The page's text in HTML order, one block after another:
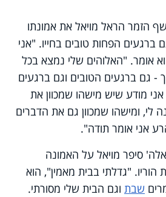
הזמר הראל מויאל את אמונתו
ברגעים הפחות טובים בחייו. "אני
אומר. "האלוהים שלי נמצא בכל
- גם ברגעים הטובים וגם ברגעים
מודע שיש מישהו שמכוון את
לי, ומישהו שמכוון גם את הדברים
אני אומר תודה".
סיפר מויאל על האמונה
"גדלתי בבית מאמין", הוא
שבת וגם הבית שלי מסורתי.